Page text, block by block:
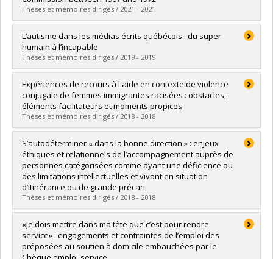
Grade :Ph. D.
Lien vers le document dans Papyrus
Thèses et mémoires dirigés / 2021 - 2021
Graduate :Filion-Donato, Émilie
Cycle :Master's
Grade :M.A.
Lien vers le document dans Papyrus
L’autisme dans les médias écrits québécois : du super
humain à l’incapable
Thèses et mémoires dirigés / 2019 - 2019
Graduate :Corbin-Charland, Olivier
Cycle :Master's
Grade :M.A.
Lien vers le document dans Papyrus
Expériences de recours à l'aide en contexte de violence
conjugale de femmes immigrantes racisées : obstacles,
éléments facilitateurs et moments propices
Thèses et mémoires dirigés / 2018 - 2018
Graduate :Barreto, Angela
Cycle :Master's
Grade :M. Sc.
Lien vers le document dans Papyrus
S’autodéterminer « dans la bonne direction » : enjeux
éthiques et relationnels de l’accompagnement auprès de
personnes catégorisées comme ayant une déficience ou
des limitations intellectuelles et vivant en situation
d’itinérance ou de grande précari
Thèses et mémoires dirigés / 2018 - 2018
Graduate :Handfield, Stéphane
Cycle :Master's
Grade :M. Sc.
Lien vers le document dans Papyrus
«Je dois mettre dans ma tête que c’est pour rendre
service» : engagements et contraintes de l’emploi des
préposées au soutien à domicile embauchées par le